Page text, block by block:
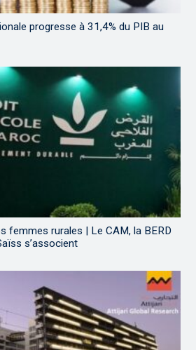
progresse à 31,4% du PIB au
femmes rurales | Le CAM, la BERD
s’associent